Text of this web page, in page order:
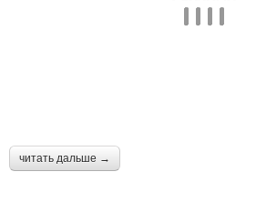
читать дальше →